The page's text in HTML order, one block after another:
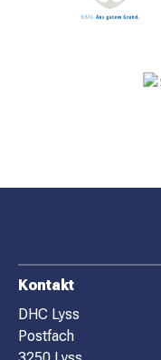
F
O
O
Kontakt
DHC Lyss
Postfach